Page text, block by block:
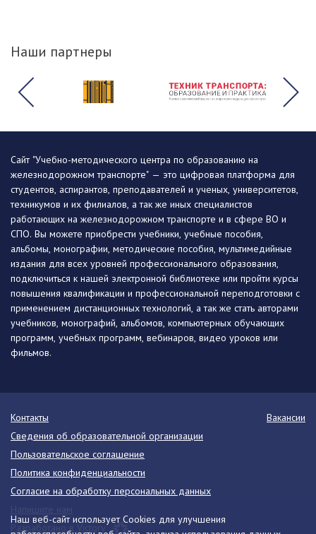
Наши партнеры
Наш веб-сайт использует Cookies для улучшения
Сайт "Учебно-методического центра по образованию на
железнодорожном транспорте" — это цифровая платформа для
студентов, аспирантов, преподавателей и ученых, университетов,
техникумов и их филиалов, а так же иных специалистов
работающих на железнодорожном транспорте и в сфере ВО и
СПО. Вы можете приобрести учебники, учебные пособия,
альбомы, монографии, методические пособия, мультимедийные
издания для всех уровней профессионального образования,
подключиться к нашей электронной библиотеке или пройти курсы
повышения квалификации и профессиональной переподготовки с
применением дистанционных технологий, а так же стать авторами
учебников, монографий, альбомов, компьютерных обучающих
программ, учебных программ, вебинаров, видео уроков или
фильмов.
Контакты
Вакансии
Сведения об образовательной организации
Пользовательское соглашение
Политика конфиденциальности
Согласие на обработку персональных данных
Разработано в Victory